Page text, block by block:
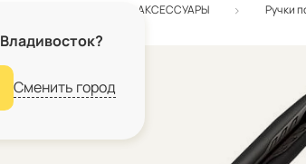
Владивосток?
Сменить город
БИЗНЕС АКСЕССУАРЫ Ручки